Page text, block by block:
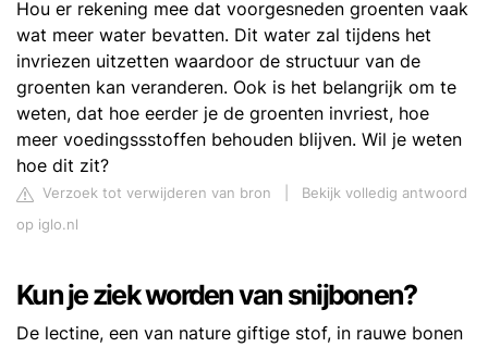
Hou er rekening mee dat voorgesneden groenten vaak
wat meer water bevatten. Dit water zal tijdens het
invriezen uitzetten waardoor de structuur van de
groenten kan veranderen. Ook is het belangrijk om te
weten, dat hoe eerder je de groenten invriest, hoe
meer voedingssstoffen behouden blijven. Wil je weten
hoe dit zit?
Verzoek tot verwijderen van bron
Bekijk volledig antwoord
op iglo.nl
Kun je ziek worden van snijbonen?
De lectine, een van nature giftige stof, in rauwe bonen